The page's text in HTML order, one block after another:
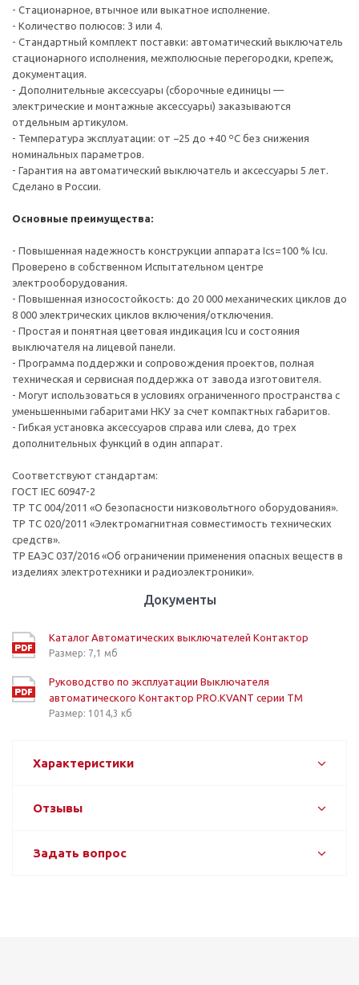
- Стационарное, втычное или выкатное исполнение.
- Количество полюсов: 3 или 4.
- Стандартный комплект поставки: автоматический выключатель
стационарного исполнения, межполюсные перегородки, крепеж,
документация.
- Дополнительные аксессуары (сборочные единицы —
электрические и монтажные аксессуары) заказываются
отдельным артикулом.
- Температура эксплуатации: от −25 до +40 ºС без снижения
номинальных параметров.
- Гарантия на автоматический выключатель и аксессуары 5 лет.
Сделано в России.
Основные преимущества:
- Повышенная надежность конструкции аппарата Ics=100 % Icu.
Проверено в собственном Испытательном центре
электрооборудования.
- Повышенная износостойкость: до 20 000 механических циклов до
8 000 электрических циклов включения/отключения.
- Простая и понятная цветовая индикация Icu и состояния
выключателя на лицевой панели.
- Программа поддержки и сопровождения проектов, полная
техническая и сервисная поддержка от завода изготовителя.
- Могут использоваться в условиях ограниченного пространства с
уменьшенными габаритами НКУ за счет компактных габаритов.
- Гибкая установка аксессуаров справа или слева, до трех
дополнительных функций в один аппарат.
Соответствуют стандартам:
ГОСТ IEC 60947-2
ТР ТС 004/2011 «О безопасности низковольтного оборудования».
ТР ТС 020/2011 «Электромагнитная совместимость технических
средств».
ТР ЕАЭС 037/2016 «Об ограничении применения опасных веществ в
изделиях электротехники и радиоэлектроники».
Документы
Каталог Автоматических выключателей Контактор
Размер: 7,1 мб
Руководство по эксплуатации Выключателя
автоматического Контактор PRO.KVANT серии TM
Размер: 1014,3 кб
Характеристики
Отзывы
Задать вопрос